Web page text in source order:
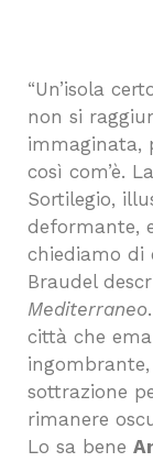
“Un’isola
non si
immaginata,
così com’è.
Sortilegio,
deformante,
chiediamo di
Braudel
Mediterraneo
città che
sottrazione
rimanere
Lo sa bene